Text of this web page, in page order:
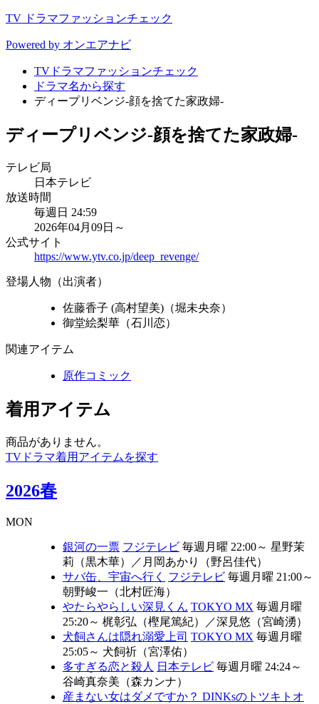
TV ドラマファッションチェック
Powered by オンエアナビ
TVドラマファッションチェック
ドラマ名から探す
ディープリベンジ-顔を捨てた家政婦-
ディープリベンジ-顔を捨てた家政婦-
テレビ局
日本テレビ
放送時間
毎週日 24:59
2026年04月09日～
公式サイト
https://www.ytv.co.jp/deep_revenge/
登場人物（出演者）
佐藤香子 (高村望美)（堀未央奈）
御堂絵梨華（石川恋）
関連アイテム
原作コミック
着用アイテム
商品がありません。
TVドラマ着用アイテムを探す
2026春
MON
銀河の一票 フジテレビ 毎週月曜 22:00～ 星野茉
莉（黒木華）
／ 月岡あかり（野呂佳代）
サバ缶、宇宙へ行く
フジテレビ 毎週月曜 21:00～
朝野峻一（北村匠海）
やたらやらしい深見くん TOKYO MX 毎週月曜
25:20～ 梶彰弘（樫尾篤紀） ／深見悠（宮崎湧）
犬飼さんは隠れ溺愛上司 TOKYO MX 毎週月曜
25:05～ 犬飼祈（宮澤佑）
多すぎる恋と殺人 日本テレビ 毎週月曜 24:24～
谷崎真奈美（森カンナ）
産まない女はダメですか？ DINKsのトツキトオ